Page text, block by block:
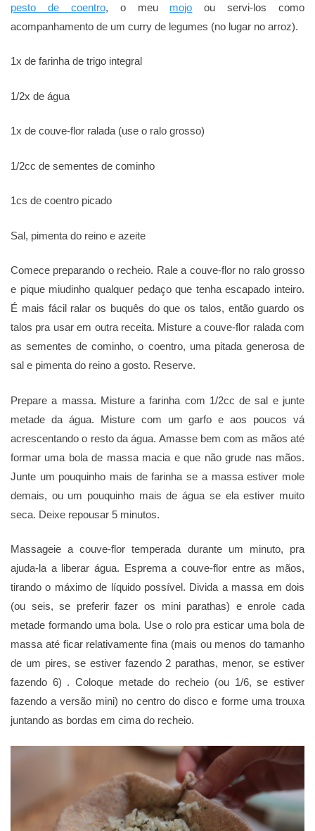
pesto de coentro, o meu mojo ou servi-los como
acompanhamento de um curry de legumes (no lugar no arroz).
1x de farinha de trigo integral
1/2x de água
1x de couve-flor ralada (use o ralo grosso)
1/2cc de sementes de cominho
1cs de coentro picado
Sal, pimenta do reino e azeite
Comece preparando o recheio. Rale a couve-flor no ralo grosso
e pique miudinho qualquer pedaço que tenha escapado inteiro.
É mais fácil ralar os buquês do que os talos, então guardo os
talos pra usar em outra receita. Misture a couve-flor ralada com
as sementes de cominho, o coentro, uma pitada generosa de
sal e pimenta do reino a gosto. Reserve.
Prepare a massa. Misture a farinha com 1/2cc de sal e junte
metade da água. Misture com um garfo e aos poucos vá
acrescentando o resto da água. Amasse bem com as mãos até
formar uma bola de massa macia e que não grude nas mãos.
Junte um pouquinho mais de farinha se a massa estiver mole
demais, ou um pouquinho mais de água se ela estiver muito
seca. Deixe repousar 5 minutos.
Massageie a couve-flor temperada durante um minuto, pra
ajuda-la a liberar água. Esprema a couve-flor entre as mãos,
tirando o máximo de líquido possível. Divida a massa em dois
(ou seis, se preferir fazer os mini parathas) e enrole cada
metade formando uma bola. Use o rolo pra esticar uma bola de
massa até ficar relativamente fina (mais ou menos do tamanho
de um pires, se estiver fazendo 2 parathas, menor, se estiver
fazendo 6) . Coloque metade do recheio (ou 1/6, se estiver
fazendo a versão mini) no centro do disco e forme uma trouxa
juntando as bordas em cima do recheio.